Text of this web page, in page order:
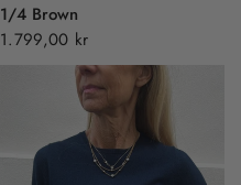
1/4 Brown
1.799,00 kr